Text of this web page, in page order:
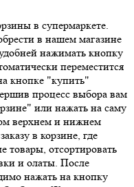
в супермаркете.
в нашем магазине
нажимать кнопку
переместится
кнопке "купить"
процесс выбора вам
или нажать на саму
верхнем и нижнем
в корзине, где
товары, отсортировать
и олаты. После
нажать на кнопку